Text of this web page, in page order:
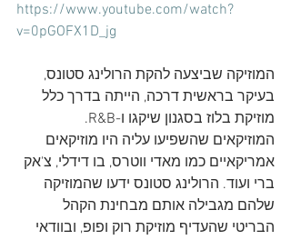
https://www.youtube.com/watch?
v=0pGOFX1D_jg
המוזיקה שביצעה להקת הרולינג סטונס,
בעיקר בראשית דרכה, הייתה בדרך כלל
מוזיקת בלוז בסגנון שיקגו ו-R&B.
המוזיקאים שהשפיעו עליה היו מוזיקאים
אמריקאיים כמו מאדי ווטרס, בו דידלי, צ'אק
ברי ועוד. הרולינג סטונס ידעו שהמוזיקה
שלהם מגבילה אותם מבחינת הקהל
הבריטי שהעדיף מוזיקת רוק ופופ, ובוודאי